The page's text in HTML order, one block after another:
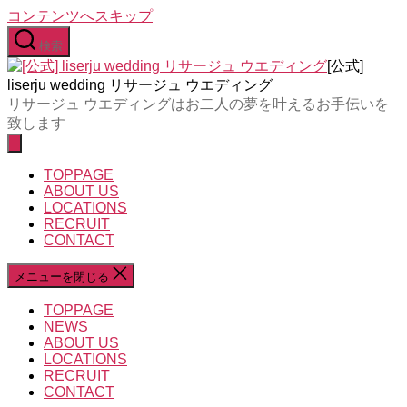
コンテンツへスキップ
検索
[公式]
liserju wedding リサージュ ウエディング
リサージュ ウエディングはお二人の夢を叶えるお手伝いを
致します
TOPPAGE
ABOUT US
LOCATIONS
RECRUIT
CONTACT
メニューを閉じる
TOPPAGE
NEWS
ABOUT US
LOCATIONS
RECRUIT
CONTACT